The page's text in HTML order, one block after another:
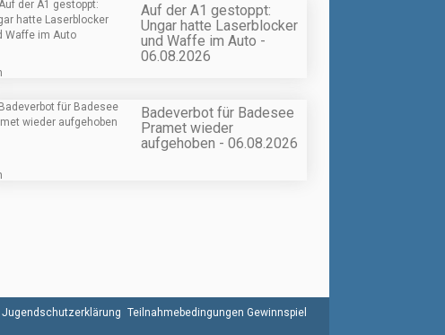
Auf der A1 gestoppt:
Ungar hatte Laserblocker
und Waffe im Auto -
06.08.2026
Badeverbot für Badesee
Pramet wieder
aufgehoben - 06.08.2026
Jugendschutzerklärung Teilnahmebedingungen Gewinnspiel